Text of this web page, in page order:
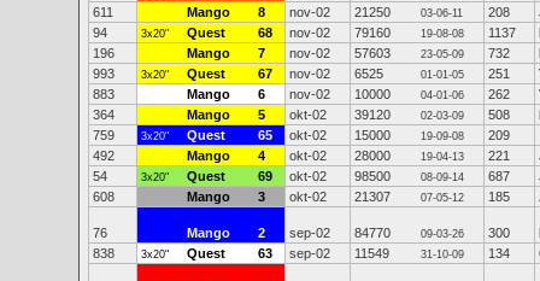
611
Mango 8 nov-02 21250 03-06-11 208
94
3x20" Quest 68 nov-02 79160 19-08-08 1137
196
Mango 7 nov-02 57603 23-05-09 732
993
3x20" Quest 67 nov-02 6525 01-01-05 251
883
Mango 6 nov-02 10000 04-01-06 262
364
Mango 5 okt-02 39120 02-03-09 508
759
3x20" Quest 65 okt-02 15000 19-09-08
209
492
Mango 4 okt-02 28000 19-04-13 221
54
3x20" Quest 69 okt-02 98500 08-09-14 687
608
Mango 3 okt-02 21307 07-05-12 185
76 Mango 2 sep-02 84770 09-03-26 300
838
3x20" Quest 63 sep-02 11549 31-10-09 134